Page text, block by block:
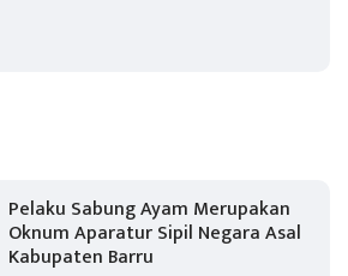
Pelaku Sabung Ayam Merupakan
Oknum Aparatur Sipil Negara Asal
Kabupaten Barru